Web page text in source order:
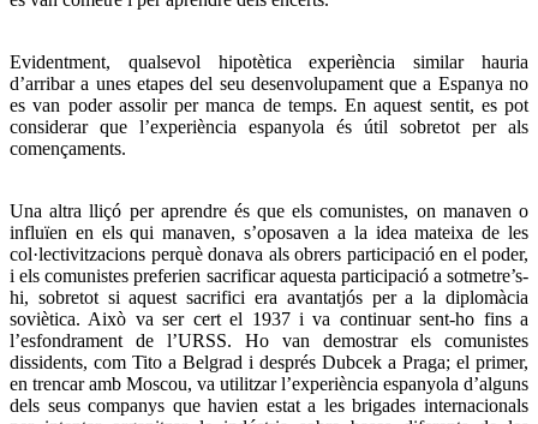
Evidentment, qualsevol hipotètica experiència similar hauria
d’arribar a unes etapes del seu desenvolupament que a Espanya no
es van poder assolir per manca de temps. En aquest sentit, es pot
considerar que l’experiència espanyola és útil sobretot per als
començaments.
Una altra lliçó per aprendre és que els comunistes, on manaven o
influïen en els qui manaven, s’oposaven a la idea mateixa de les
col·lectivitzacions perquè donava als obrers participació en el poder,
i els comunistes preferien sacrificar aquesta participació a sotmetre’s-
hi, sobretot si aquest sacrifici era avantatjós per a la diplomàcia
soviètica. Això va ser cert el 1937 i va continuar sent-ho fins a
l’esfondrament de l’URSS. Ho van demostrar els comunistes
dissidents, com Tito a Belgrad i després Dubcek a Praga; el primer,
en trencar amb Moscou, va utilitzar l’experiència espanyola d’alguns
dels seus companys que havien estat a les brigades internacionals